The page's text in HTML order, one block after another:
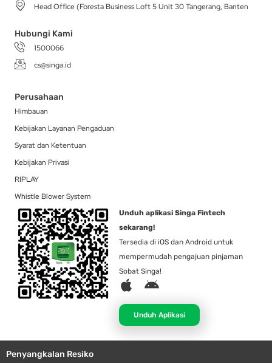
m
-
r
Head Office (Foresta Business Loft 5 Unit 30 Tangerang, Banten
Hubungi Kami
1500066
cs@singa.id
Perusahaan
Himbauan
Kebijakan Layanan Pengaduan
Syarat dan Ketentuan
Kebijakan Privasi
RIPLAY
Whistle Blower System
Unduh aplikasi Singa Fintech
sekarang!
Tersedia di iOS dan Android untuk
mempermudah pengajuan pinjaman
Sobat Singa!
A
p
l
e
A
d
r
o
Unduh Aplikasi
Penyangkalan Resiko